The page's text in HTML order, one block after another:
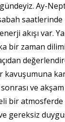
gündeyiz. Ay-
saatlerinde
akışı var.
bir zaman
ve
bir atmosferde
gereksiz